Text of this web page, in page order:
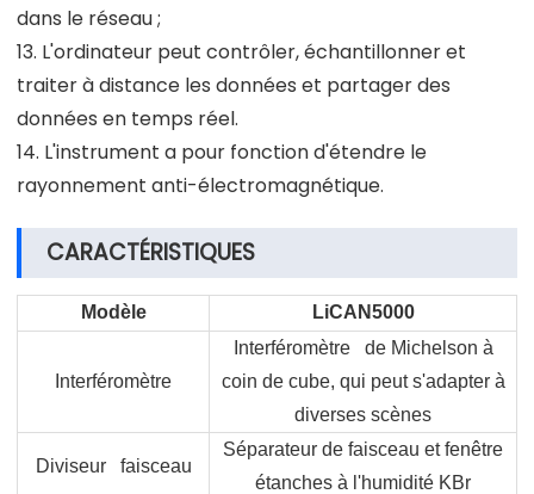
dans le réseau ;
13. L'ordinateur peut contrôler, échantillonner et
traiter à distance les données et partager des
données en temps réel.
14. L'instrument a pour fonction d'étendre le
rayonnement anti-électromagnétique.
CARACTÉRISTIQUES
Modèle LiCAN5000
Interféromètre
Interféromètre de Michelson à
coin de cube, qui peut s'adapter à
diverses scènes
Diviseur faisceau
Séparateur de faisceau et fenêtre
étanches à l'humidité KBr